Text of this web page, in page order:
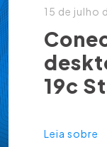
15 de julho
19c
Leia sobre